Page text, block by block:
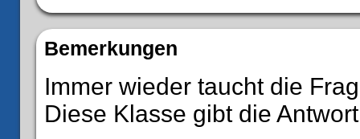
Bemerkungen
Immer wieder taucht die
Diese Klasse gibt die